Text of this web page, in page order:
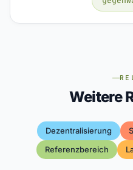
Weitere
Dezentralisierung
Referenzbereich